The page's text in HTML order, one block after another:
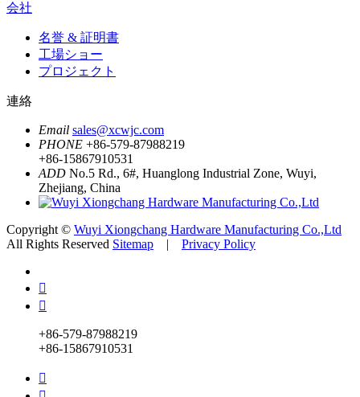
会社
名誉 & 証明書
工場ショー
プロジェクト
連絡
Email sales@xcwjc.com
PHONE +86-579-87988219
+86-15867910531
ADD No.5 Rd., 6#, Huanglong Industrial Zone, Wuyi,
Zhejiang, China
Copyright © Wuyi Xiongchang Hardware Manufacturing Co.,Ltd
All Rights Reserved Sitemap | Privacy Policy


+86-579-87988219
+86-15867910531
